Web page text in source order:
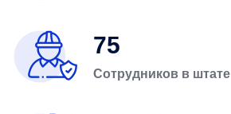
75
Сотрудников в штате